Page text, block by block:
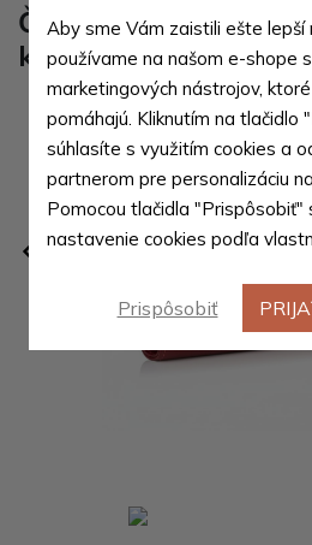
Červená lesklá
kožená peňaženka
Aby sme Vám zaistili ešte lepší
používame na našom e-shope
marketingových nástrojov,
pomáhajú. Kliknutím na tlačidlo
súhlasíte s využitím cookies a
partnerom pre personalizáciu
Pomocou tlačidla "Prispôsobiť"
nastavenie cookies podľa
Prispôsobiť